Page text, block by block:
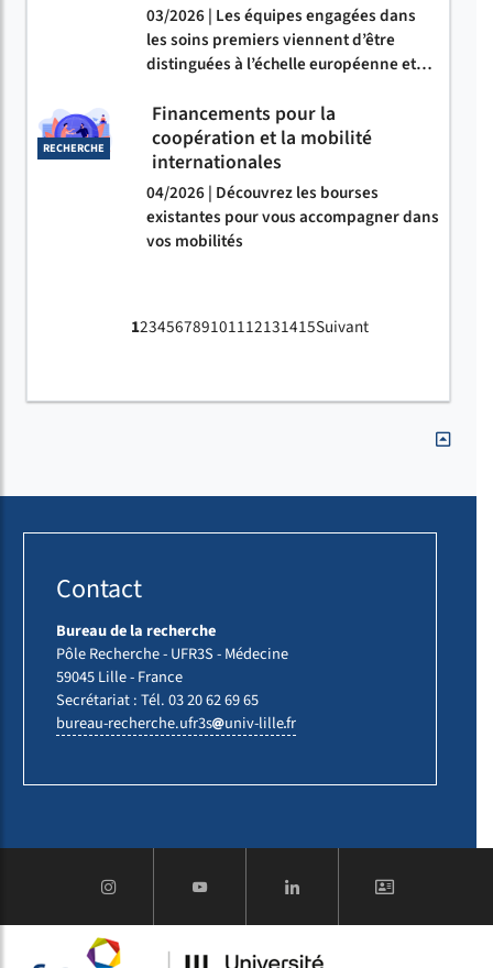
03/2026 | Les équipes engagées dans
les soins premiers viennent d’être
distinguées à l’échelle européenne et…
RECHERCHE
Financements pour la
coopération et la mobilité
internationales
04/2026 | Découvrez les bourses
existantes pour vous accompagner dans
vos mobilités
123456789101112131415Suivant
Contact
Bureau de la recherche
Pôle Recherche - UFR3S - Médecine
59045 Lille - France
Secrétariat : Tél. 03 20 62 69 65
bureau-recherche.ufr3s univ-lillefr